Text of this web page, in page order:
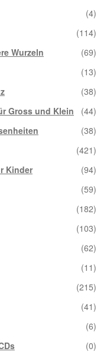
(4)
(114)
Wurzeln
(69)
(13)
(38)
Gross und Klein
(44)
(38)
(421)
Kinder
(94)
(59)
(182)
(103)
(62)
(11)
(215)
(41)
(6)
(0)